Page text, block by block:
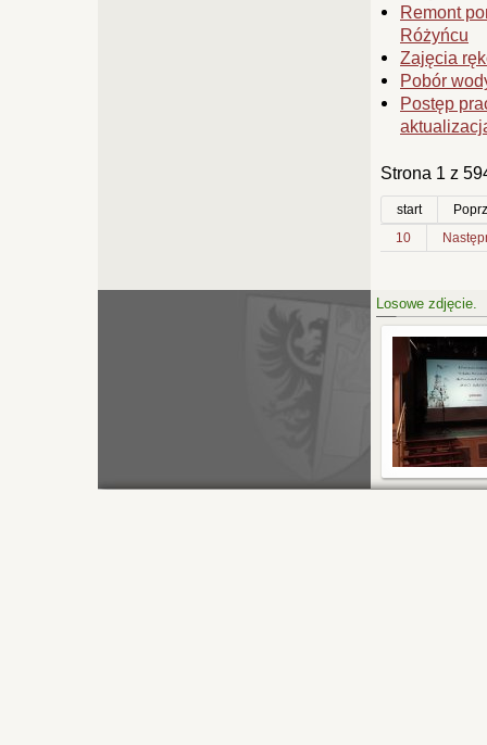
Remont
Różyńcu
Zajęcia
Pobór
Postęp
Strona 1 z
start
10
Losowe zdjęcie.